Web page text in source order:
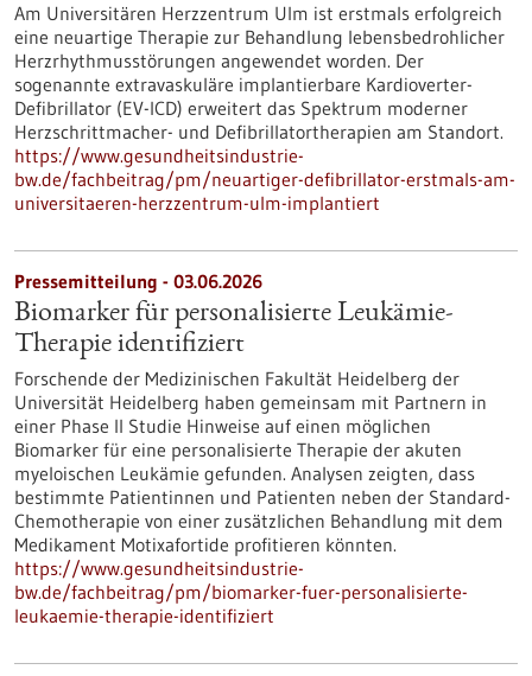
Am Universitären Herzzentrum Ulm ist erstmals erfolgreich
eine neuartige Therapie zur Behandlung lebensbedrohlicher
Herzrhythmusstörungen angewendet worden. Der
sogenannte extravaskuläre implantierbare Kardioverter-​
Defibrillator (EV-​ICD) erweitert das Spektrum moderner
Herzschrittmacher-​ und Defibrillatortherapien am Standort.
https://www.gesundheitsindustrie-
bw.de/fachbeitrag/pm/neuartiger-defibrillator-erstmals-am-
universitaeren-herzzentrum-ulm-implantiert
Pressemitteilung - 03.06.2026
Biomarker für personalisierte Leukämie-
Therapie identifiziert
Forschende der Medizinischen Fakultät Heidelberg der
Universität Heidelberg haben gemeinsam mit Partnern in
einer Phase II Studie Hinweise auf einen möglichen
Biomarker für eine personalisierte Therapie der akuten
myeloischen Leukämie gefunden. Analysen zeigten, dass
bestimmte Patientinnen und Patienten neben der Standard-
Chemotherapie von einer zusätzlichen Behandlung mit dem
Medikament Motixafortide profitieren könnten.
https://www.gesundheitsindustrie-
bw.de/fachbeitrag/pm/biomarker-fuer-personalisierte-
leukaemie-therapie-identifiziert